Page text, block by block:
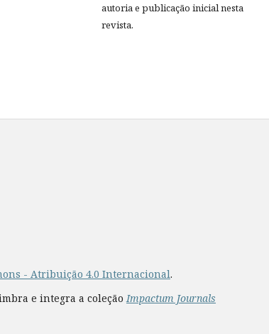
autoria e publicação inicial nesta
revista.
- Atribuição 4.0 Internacional.
e integra a coleçãoImpactum Journals